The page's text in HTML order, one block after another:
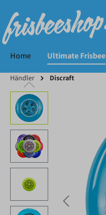
Home Ultimate Frisbee
Händler Discraft